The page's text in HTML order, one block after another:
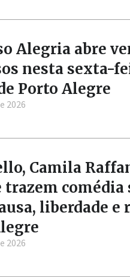
Alegria abre
nesta sexta-
Porto Alegre
2026
Camila
comédia
liberdade e
2026